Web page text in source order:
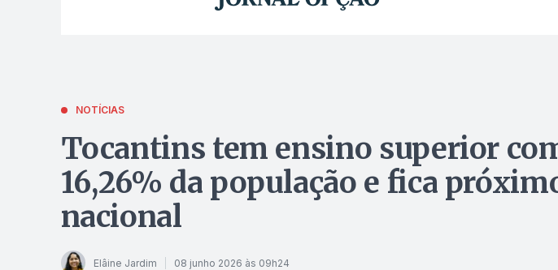
NOTÍCIAS
Tocantins tem ensino superior
16,26% da população e fica
nacional
Elâine Jardim 08 junho 2026 às 09h24